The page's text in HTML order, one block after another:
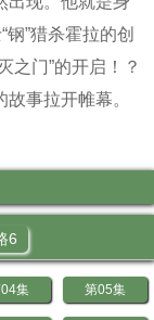
”猎杀霍拉的创
之门”的开启！？
事拉开帷幕。
6
集 第05集